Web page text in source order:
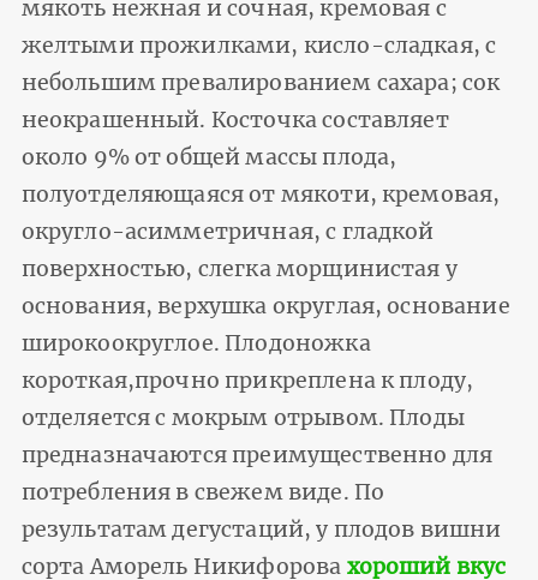
мякоть нежная и сочная, кремовая с
желтыми прожилками, кисло-сладкая, с
небольшим превалированием сахара; сок
неокрашенный. Косточка составляет
около 9% от общей массы плода,
полуотделяющаяся от мякоти, кремовая,
округло-асимметричная, с гладкой
поверхностью, слегка морщинистая у
основания, верхушка округлая, основание
широкоокруглое. Плодоножка
короткая,прочно прикреплена к плоду,
отделяется с мокрым отрывом. Плоды
предназначаются преимущественно для
потребления в свежем виде. По
результатам дегустаций, у плодов вишни
сорта Аморель Никифорова хороший вкус